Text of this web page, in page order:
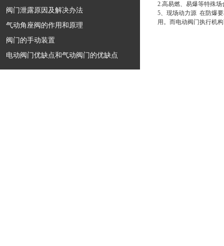
阀门泄露原因及解决办法
气动角座阀的作用和原理
阀门的手动装置
电动阀门优缺点和气动阀门的优缺点
2.高易燃、易爆等特殊
5、现场动力源 在防爆
用。而电动阀门执行机